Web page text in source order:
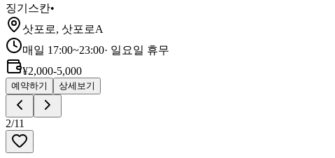
징기스칸•
삿포로, 삿포로A
매일 17:00~23:00· 일요일 휴무
¥2,000-5,000
예약하기 상세보기
2/11